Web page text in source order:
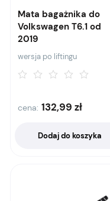
Mata bagażnika do
Volkswagen T6.1 od
2019
wersja po liftingu
cena: 132,99 zł
Dodaj do koszyka